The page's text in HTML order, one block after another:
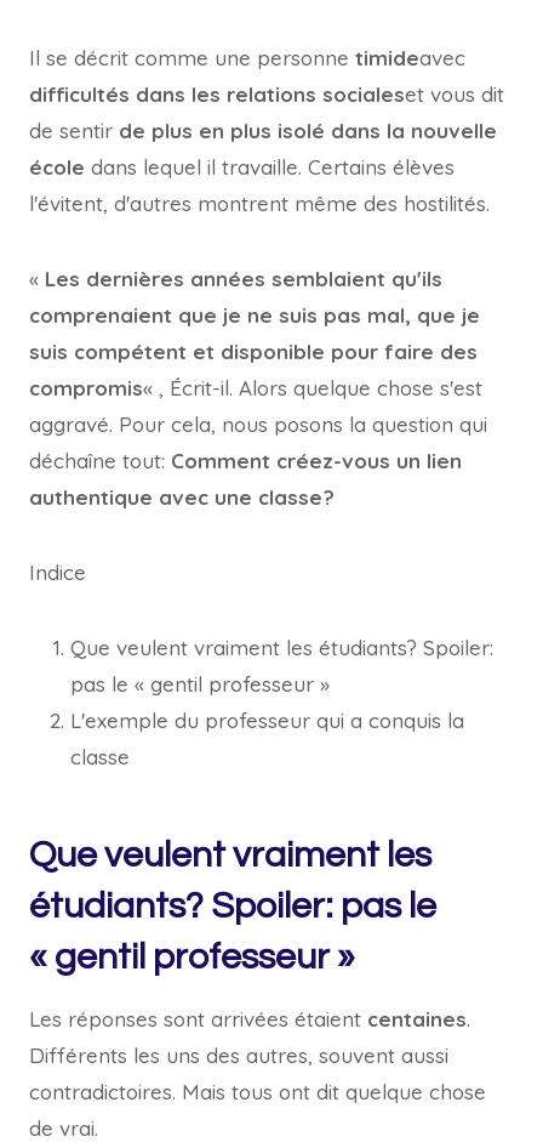
Il se décrit comme une personne timideavec
difficultés dans les relations socialeset vous dit
de sentir de plus en plus isolé dans la nouvelle
école dans lequel il travaille. Certains élèves
l'évitent, d'autres montrent même des hostilités.
« Les dernières années semblaient qu'ils
comprenaient que je ne suis pas mal, que je
suis compétent et disponible pour faire des
compromis« , Écrit-il. Alors quelque chose s'est
aggravé. Pour cela, nous posons la question qui
déchaîne tout: Comment créez-vous un lien
authentique avec une classe?
Indice
Que veulent vraiment les étudiants? Spoiler:
pas le « gentil professeur »
L'exemple du professeur qui a conquis la
classe
Que veulent vraiment les
étudiants? Spoiler: pas le
« gentil professeur »
Les réponses sont arrivées étaient centaines.
Différents les uns des autres, souvent aussi
contradictoires. Mais tous ont dit quelque chose
de vrai.